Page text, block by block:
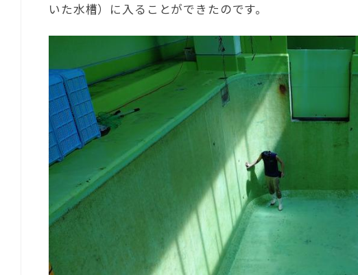
いた水槽）に入ることができたのです。